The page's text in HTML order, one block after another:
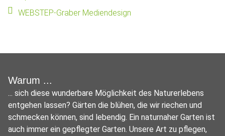
WEBSTEP-Graber Mediendesign
Warum ...
... sich diese wunderbare Möglichkeit des Naturerlebens
entgehen lassen? Gärten die blühen, die wir riechen und
schmecken können, sind lebendig. Ein naturnaher Garten ist
auch immer ein gepflegter Garten. Unsere Art zu pflegen,